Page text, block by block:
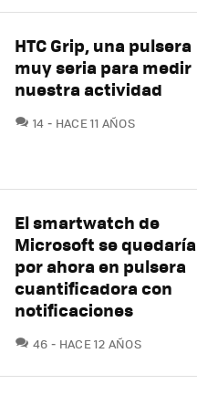
HTC Grip, una pulsera
muy seria para medir
nuestra actividad
14 COMENTARIOS
HACE 11 AÑOS
El smartwatch de
Microsoft se quedaría
por ahora en pulsera
cuantificadora con
notificaciones
46 COMENTARIOS
HACE 12 AÑOS